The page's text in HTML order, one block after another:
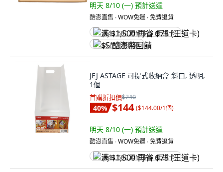
明天 8/10 (一) 預計送達
酷澎直售 ∙ WOW免運 ∙ 免費退貨
满 $1,500 再省 $75 (王道卡)
$5 酷澎幣回饋
JEJ ASTAGE 可提式收納盒 斜口, 透明,
1個
首購折扣價$240
40% $144 ($144.00/1個)
明天 8/10 (一) 預計送達
酷澎直售 ∙ WOW免運 ∙ 免費退貨
满 $1,500 再省 $75 (王道卡)